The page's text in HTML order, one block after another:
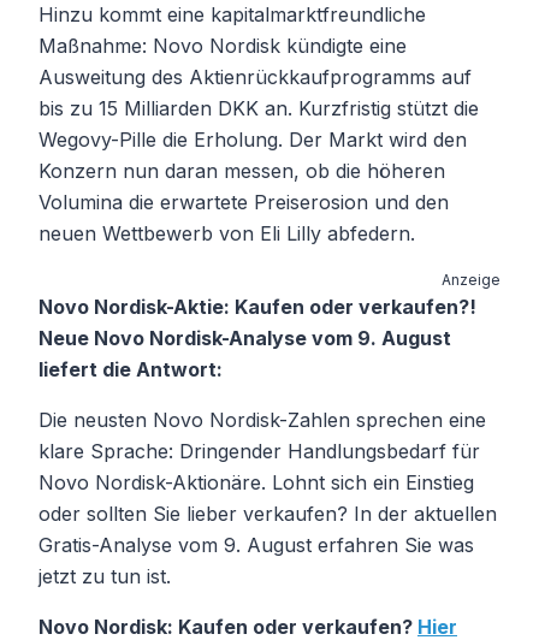
Hinzu kommt eine kapitalmarktfreundliche
Maßnahme: Novo Nordisk kündigte eine
Ausweitung des Aktienrückkaufprogramms auf
bis zu 15 Milliarden DKK an. Kurzfristig stützt die
Wegovy-Pille die Erholung. Der Markt wird den
Konzern nun daran messen, ob die höheren
Volumina die erwartete Preiserosion und den
neuen Wettbewerb von Eli Lilly abfedern.
Anzeige
Novo Nordisk-Aktie: Kaufen oder verkaufen?!
Neue Novo Nordisk-Analyse vom 9. August
liefert die Antwort:
Die neusten Novo Nordisk-Zahlen sprechen eine
klare Sprache: Dringender Handlungsbedarf für
Novo Nordisk-Aktionäre. Lohnt sich ein Einstieg
oder sollten Sie lieber verkaufen? In der aktuellen
Gratis-Analyse vom 9. August erfahren Sie was
jetzt zu tun ist.
Novo Nordisk: Kaufen oder verkaufen? Hier